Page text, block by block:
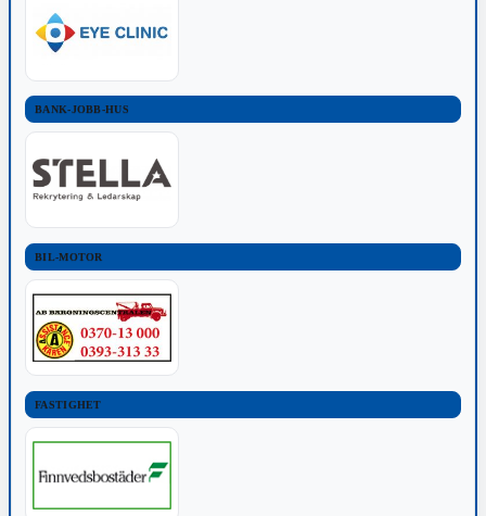
BANK-JOBB-HUS
BIL-MOTOR
FASTIGHET